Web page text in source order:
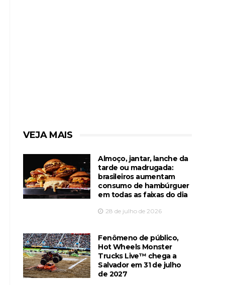
VEJA MAIS
Almoço, jantar, lanche da
tarde ou madrugada:
brasileiros aumentam
consumo de hambúrguer
em todas as faixas do dia
28 de julho de 2026
Fenômeno de público,
Hot Wheels Monster
Trucks Live™️ chega a
Salvador em 31 de julho
de 2027